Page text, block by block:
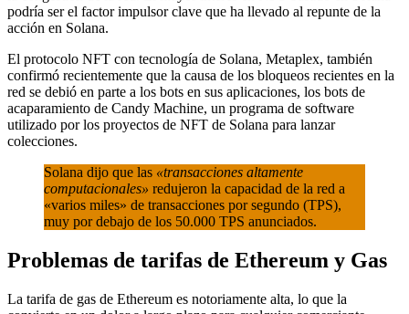
podría ser el factor impulsor clave que ha llevado al repunte de la
acción en Solana.
El protocolo NFT con tecnología de Solana, Metaplex, también
confirmó recientemente que la causa de los bloqueos recientes en la
red se debió en parte a los bots en sus aplicaciones, los bots de
acaparamiento de Candy Machine, un programa de software
utilizado por los proyectos de NFT de Solana para lanzar
colecciones.
Solana dijo que las «transacciones altamente
computacionales» redujeron la capacidad de la red a
«varios miles» de transacciones por segundo (TPS),
muy por debajo de los 50.000 TPS anunciados.
Problemas de tarifas de Ethereum y Gas
La tarifa de gas de Ethereum es notoriamente alta, lo que la